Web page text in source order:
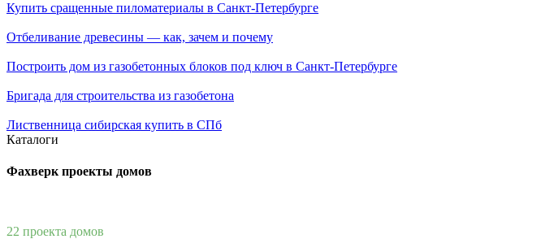
Купить сращенные пиломатериалы в Санкт-Петербурге
Отбеливание древесины — как, зачем и почему
Построить дом из газобетонных блоков под ключ в Санкт-Петербурге
Бригада для строительства из газобетона
Лиственница сибирская купить в СПб
Каталоги
Фахверк проекты домов
22 проекта домов